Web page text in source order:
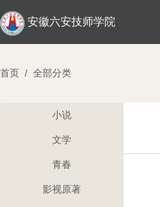
安徽六安技师学院
首页 / 全部分类
小说
文学
青春
影视原著